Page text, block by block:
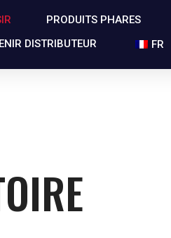
PRODUITS PHARES
DISTRIBUTEUR FR